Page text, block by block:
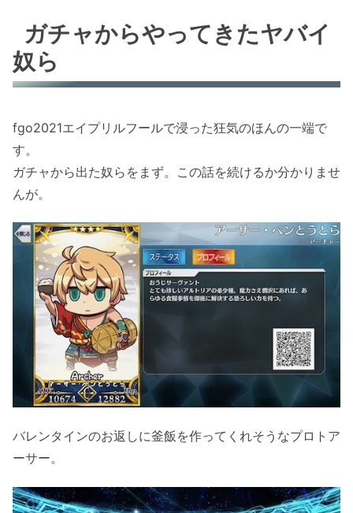
ガチャからやってきたヤバイ
奴ら
fgo2021エイプリルフールで浸った狂気のほんの一端で
す。
ガチャから出た奴らをまず。この話を続けるか分かりませ
んが。
バレンタインのお返しに釜飯を作ってくれそうなプロトア
ーサー。